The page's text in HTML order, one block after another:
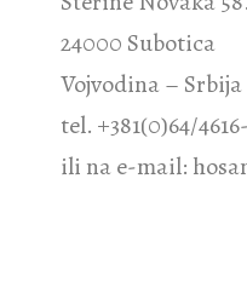
24000 Subotica
Vojvodina – Srbija
tel. +381(0)64/
ili na e-mail: